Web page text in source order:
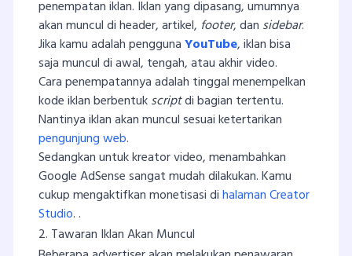
penempatan iklan. Iklan yang dipasang, umumnya
akan muncul di header, artikel, footer, dan sidebar.
Jika kamu adalah penggunaYouTube, iklan bisa
saja muncul di awal, tengah, atau akhir video.
Cara penempatannya adalah tinggal menempelkan
kode iklan berbentukscriptdi bagian tertentu.
Nantinya iklan akan muncul sesuai ketertarikan
pengunjung web.
Sedangkan untuk kreator video, menambahkan
Google AdSense sangat mudah dilakukan. Kamu
cukup mengaktifkan monetisasi dihalaman Creator
Studio. .
2. Tawaran Iklan Akan Muncul